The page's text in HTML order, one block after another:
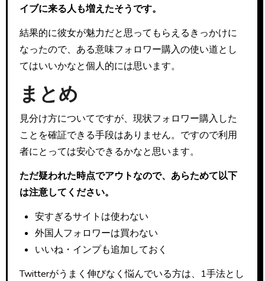
イブに来る人も増えたそうです。
結果的に彼女が魅力だと思ってもらえるきっかけに
なったので、ある意味フォロワー購入の使い道とし
てはいいかなと個人的には思います。
まとめ
見分け方についてですが、現状フォロワー購入した
ことを確証できる手段はありません。ですので利用
者にとっては安心できるかなと思います。
ただ疑われた時点でアウトなので、あらためて以下
は注意してください。
安すぎるサイトは使わない
外国人フォロワーは買わない
いいね・インプも追加しておく
Twitterがうまく伸びなく悩んでいる方は、1手法とし